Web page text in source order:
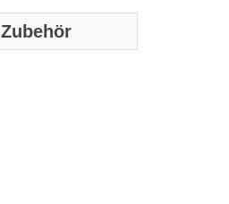
Zubehör